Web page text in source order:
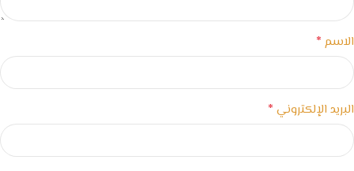
الاسم *
البريد الإلكتروني *